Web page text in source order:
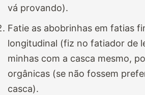
vá provando).
Fatie as abobrinhas em fatias
longitudinal (fiz no fatiador de
minhas com a casca mesmo,
orgânicas (se não fossem
casca).